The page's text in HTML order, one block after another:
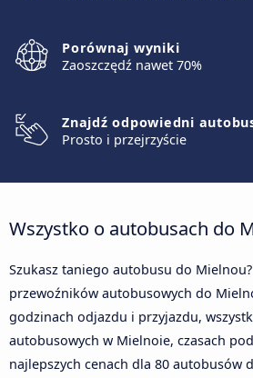
Porównaj wyniki
Zaoszczędź nawet 70%
Znajdź odpowiedni
Prosto i przejrzyście
Wszystko o autobusach do
Szukasz taniego autobusu do
przewoźników autobusowych do
godzinach odjazdu i przyjazdu,
autobusowych w Mielnoie, czasach
najlepszych cenach dla 80 autobusów